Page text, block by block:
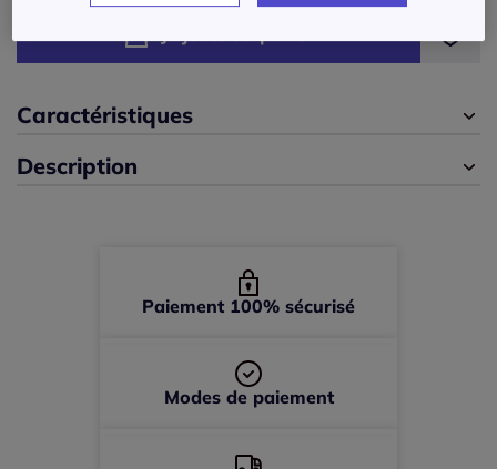
40 -En stock
42 -En stock
44 -En stock
Caractéristiques
Description
Paiement 100% sécurisé
Modes de paiement